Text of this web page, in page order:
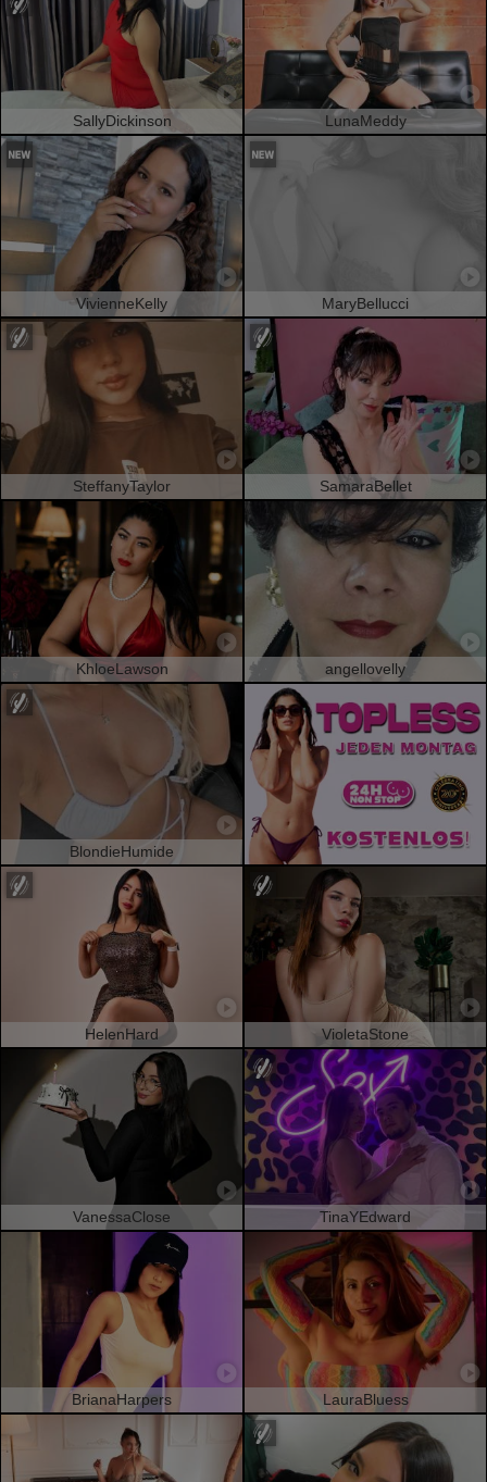
SallyDickinson LunaMeddy
VivienneKelly MaryBellucci
SteffanyTaylor SamaraBellet
KhloeLawson angellovelly
BlondieHumide
HelenHard VioletaStone
VanessaClose TinaYEdward
BrianaHarpers LauraBluess